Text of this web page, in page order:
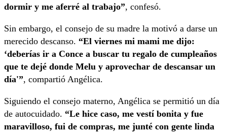
dormir y me aferré al trabajo”, confesó.
Sin embargo, el consejo de su madre la motivó a darse un
merecido descanso. “El viernes mi mami me dijo:
‘deberías ir a Conce a buscar tu regalo de cumpleaños
que te dejé donde Melu y aprovechar de descansar un
día'”, compartió Angélica.
Siguiendo el consejo materno, Angélica se permitió un día
de autocuidado. “Le hice caso, me vestí bonita y fue
maravilloso, fui de compras, me junté con gente linda